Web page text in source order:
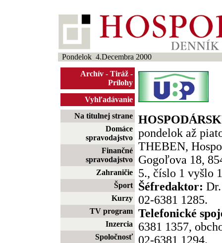
Pondelok 4.Decembra 2000
Archív - Tiráž -
Prílohy
Vyhľadávanie
Na titulnej strane
Domáce
spravodajstvo
Finančné
spravodajstvo
Zahraničie
Šport
Kurzy
TV program
Inzercia
Spoločnosť
pondelok až
THEBEN,
Gogoľova 18,
5., číslo 1 vyšlo
Šéfredaktor:
02-6381 1285.
Telefonické
6381 1357,
02-6381 1294.